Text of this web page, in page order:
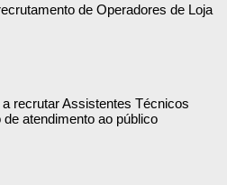
de Operadores de Loja
recrutar Assistentes Técnicos
de atendimento ao público